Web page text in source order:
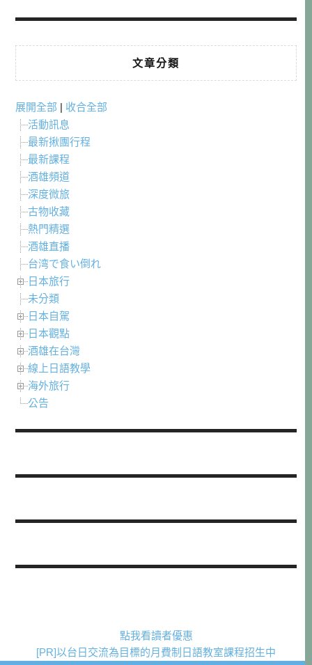
文章分類
展開全部 | 收合全部
活動訊息
最新揪團行程
最新課程
酒雄頻道
深度微旅
古物收藏
熱門精選
酒雄直播
台湾で食い倒れ
日本旅行
未分類
日本自駕
日本觀點
酒雄在台灣
線上日語教學
海外旅行
公告
點我看讀者優惠
[PR]以台日交流為目標的月費制日語教室課程招生中